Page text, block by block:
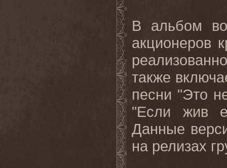
В альбом
акционеров
также
песни "Это
"Если жив
Данные
на релизах